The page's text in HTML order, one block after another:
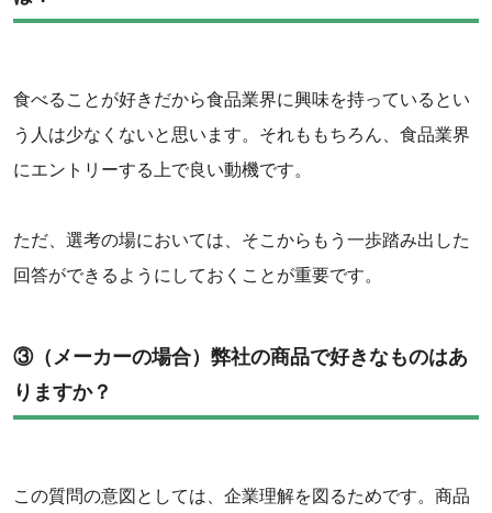
食べることが好きだから食品業界に興味を持っているとい
う人は少なくないと思います。それももちろん、食品業界
にエントリーする上で良い動機です。
ただ、選考の場においては、そこからもう一歩踏み出した
回答ができるようにしておくことが重要です。
③（メーカーの場合）弊社の商品で好きなものはあ
りますか？
この質問の意図としては、企業理解を図るためです。商品